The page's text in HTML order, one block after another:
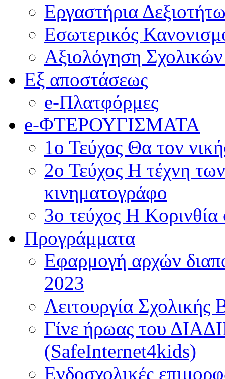
Εργαστήρια
Εσωτερικός
Αξιολόγηση
Εξ αποστάσεως
e-Πλατφόρμες
e-ΦΤΕΡΟΥΓΙΣΜΑΤΑ
1ο Τεύχος Θα τον
2ο Τεύχος Η τέχνη
κινηματογράφο
3ο τεύχος Η
Προγράμματα
Εφαρμογή αρχών
2023
Λειτουργία Σχολικής
Γίνε ήρωας του
(SafeInternet4kids)
Ενδοσχολικές